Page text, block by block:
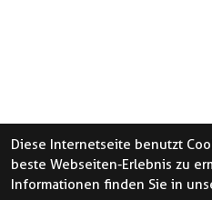
Diese Internetseite benutzt
beste Webseiten-Erlebnis zu
Informationen finden Sie in